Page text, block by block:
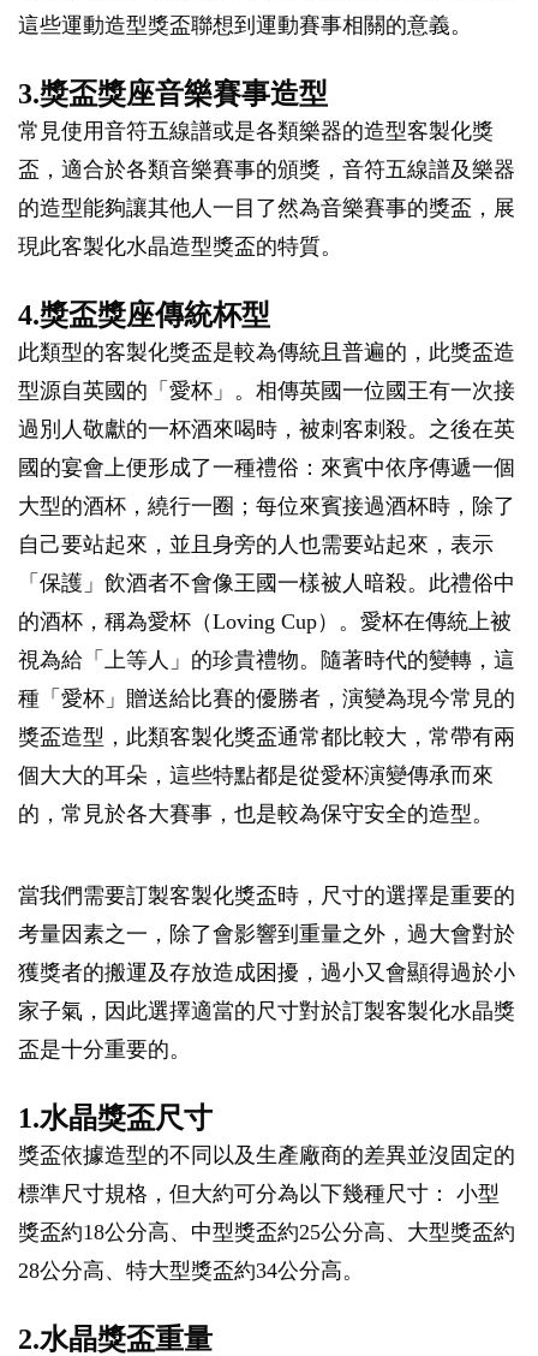
這些運動造型獎盃聯想到運動賽事相關的意義。
3.獎盃獎座音樂賽事造型
常見使用音符五線譜或是各類樂器的造型客製化獎
盃，適合於各類音樂賽事的頒獎，音符五線譜及樂器
的造型能夠讓其他人一目了然為音樂賽事的獎盃，展
現此客製化水晶造型獎盃的特質。
4.獎盃獎座傳統杯型
此類型的客製化獎盃是較為傳統且普遍的，此獎盃造
型源自英國的「愛杯」。相傳英國一位國王有一次接
過別人敬獻的一杯酒來喝時，被刺客刺殺。之後在英
國的宴會上便形成了一種禮俗：來賓中依序傳遞一個
大型的酒杯，繞行一圈；每位來賓接過酒杯時，除了
自己要站起來，並且身旁的人也需要站起來，表示
「保護」飲酒者不會像王國一樣被人暗殺。此禮俗中
的酒杯，稱為愛杯（Loving Cup）。愛杯在傳統上被
視為給「上等人」的珍貴禮物。隨著時代的變轉，這
種「愛杯」贈送給比賽的優勝者，演變為現今常見的
獎盃造型，此類客製化獎盃通常都比較大，常帶有兩
個大大的耳朵，這些特點都是從愛杯演變傳承而來
的，常見於各大賽事，也是較為保守安全的造型。
當我們需要訂製客製化獎盃時，尺寸的選擇是重要的
考量因素之一，除了會影響到重量之外，過大會對於
獲獎者的搬運及存放造成困擾，過小又會顯得過於小
家子氣，因此選擇適當的尺寸對於訂製客製化水晶獎
盃是十分重要的。
1.水晶獎盃尺寸
獎盃依據造型的不同以及生產廠商的差異並沒固定的
標準尺寸規格，但大約可分為以下幾種尺寸： 小型
獎盃約18公分高、中型獎盃約25公分高、大型獎盃約
28公分高、特大型獎盃約34公分高。
2.水晶獎盃重量